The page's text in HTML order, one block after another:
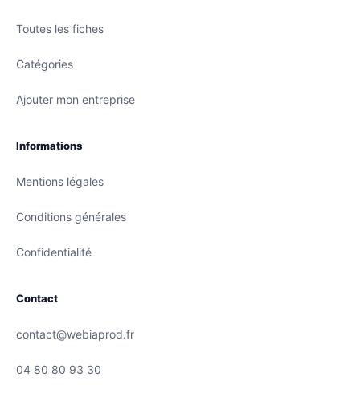
Toutes les fiches
Catégories
Ajouter mon entreprise
Informations
Mentions légales
Conditions générales
Confidentialité
Contact
contact@webiaprod.fr
04 80 80 93 30